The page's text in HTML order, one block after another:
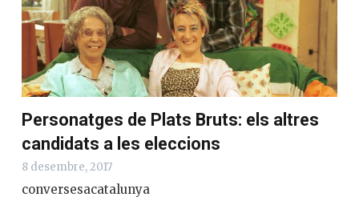
Personatges de Plats Bruts: els altres
candidats a les eleccions
8 desembre, 2017
conversesacatalunya